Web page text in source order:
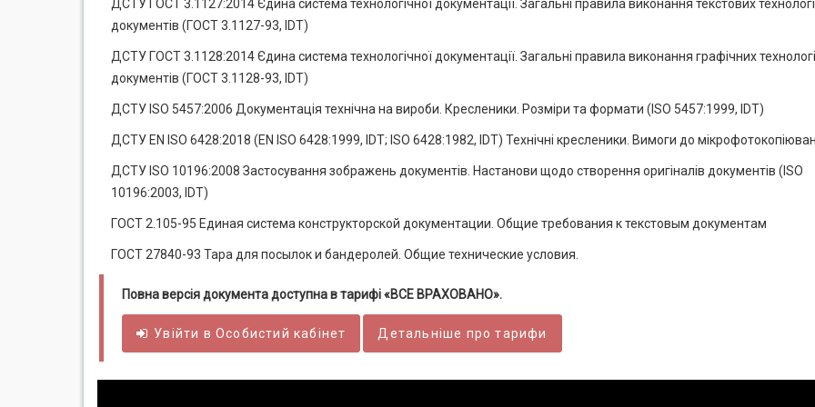
ДСТУ ГОСТ 3.1127:2014 Єдина система технологічної документації. Загальні правила виконання текстових
документів (ГОСТ 3.1127-93, IDT)
ДСТУ ГОСТ 3.1128:2014 Єдина система технологічної документації. Загальні правила виконання графічних
документів (ГОСТ 3.1128-93, IDT)
ДСТУ ISO 5457:2006 Документація технічна на вироби. Кресленики. Розміри та формати (ISO 5457:1999, IDT)
ДСТУ EN ISO 6428:2018 (EN ISO 6428:1999, IDT; ISO 6428:1982, IDT) Технічні кресленики. Вимоги до
ДСТУ ISO 10196:2008 Застосування зображень документів. Настанови щодо створення оригіналів документів (ISO
10196:2003, IDT)
ГОСТ 2.105-95 Единая система конструкторской документации. Общие требования к текстовым документам
ГОСТ 27840-93 Тара для посылок и бандеролей. Общие технические условия.
Повна версія документа доступна в тарифі «ВСЕ ВРАХОВАНО».
Увійти вОсобистий кабінет Детальніше про тарифи